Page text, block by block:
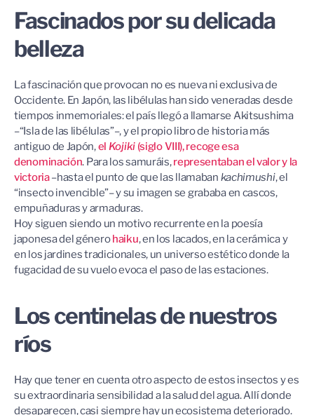
Fascinados por su delicada
belleza
La fascinación que provocan no es nueva ni exclusiva de
Occidente. En Japón, las libélulas han sido veneradas desde
tiempos inmemoriales: el país llegó a llamarse Akitsushima
–“Isla de las libélulas”–, y el propio libro de historia más
antiguo de Japón,el Kojiki(siglo VIII), recoge esa
denominación. Para los samuráis,representaban el valor y la
victoria–hasta el punto de que las llamaban kachimushi, el
“insecto invencible”– y su imagen se grababa en cascos,
empuñaduras y armaduras.
Hoy siguen siendo un motivo recurrente en la poesía
japonesa del génerohaiku, en los lacados, en la cerámica y
en los jardines tradicionales, un universo estético donde la
fugacidad de su vuelo evoca el paso de las estaciones.
Los centinelas de nuestros
ríos
Hay que tener en cuenta otro aspecto de estos insectos y es
su extraordinaria sensibilidad a la salud del agua. Allí donde
desaparecen, casi siempre hay un ecosistema deteriorado.